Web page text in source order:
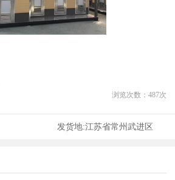
浏览次数： 487次
发货地:江苏省常州武进区